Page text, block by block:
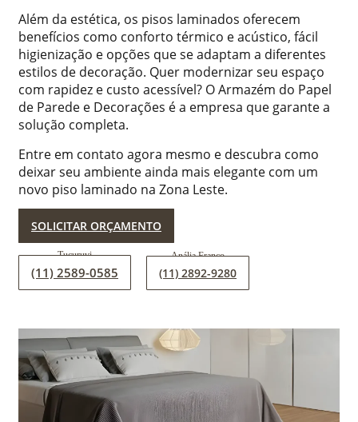
Além da estética, os pisos laminados oferecem
benefícios como conforto térmico e acústico, fácil
higienização e opções que se adaptam a diferentes
estilos de decoração. Quer modernizar seu espaço
com rapidez e custo acessível? O Armazém do Papel
de Parede e Decorações é a empresa que garante a
solução completa.
Entre em contato agora mesmo e descubra como
deixar seu ambiente ainda mais elegante com um
novo piso laminado na Zona Leste.
SOLICITAR ORÇAMENTO
(11) 2589-0585 (11) 2892-9280